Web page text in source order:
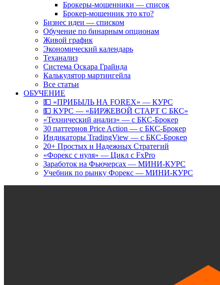
Брокеры-мошенники — список
Брокер-мошенник это кто?
Бизнес идеи — списком
Обучение по бинарным опционам
Живой график
Экономический календарь
Теханализ
Система Оскара Грайнда
Калькулятор мартингейла
Все статьи
ОБУЧЕНИЕ
💵 «ПРИБЫЛЬ НА FOREX» — КУРС
💵 КУРС — «БИРЖЕВОЙ СТАРТ С БКС»
«Технический анализ» — с БКС-Брокер
30 паттернов Price Action — с БКС-Брокер
Индикаторы TradingView — с БКС-Брокер
20+ Простых и Надежных Стратегий
«Форекс с нуля» — Цикл с FxPro
Заработок на Фьючерсах — МИНИ-КУРС
Учебник по рынку Форекс — МИНИ-КУРС